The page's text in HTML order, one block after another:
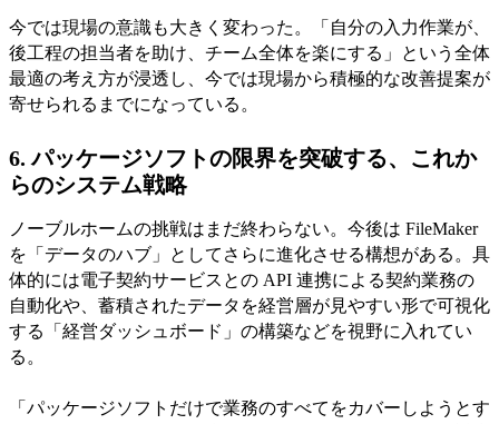
今では現場の意識も大きく変わった。「自分の入力作業が、
後工程の担当者を助け、チーム全体を楽にする」という全体
最適の考え方が浸透し、今では現場から積極的な改善提案が
寄せられるまでになっている。
6. パッケージソフトの限界を突破する、これか
らのシステム戦略
ノーブルホームの挑戦はまだ終わらない。今後は FileMaker
を「データのハブ」としてさらに進化させる構想がある。具
体的には電子契約サービスとの API 連携による契約業務の
自動化や、蓄積されたデータを経営層が見やすい形で可視化
する「経営ダッシュボード」の構築などを視野に入れてい
る。
「パッケージソフトだけで業務のすべてをカバーしようとす